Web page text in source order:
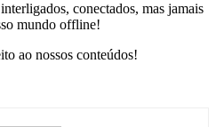
conectados, mas jamais
mundo offline!
ao nossos conteúdos!